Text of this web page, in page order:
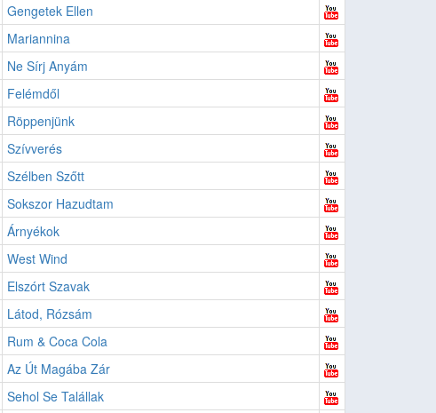
Gengetek Ellen
Mariannina
Ne Sírj Anyám
Felémdől
Röppenjünk
Szívverés
Szélben Szőtt
Sokszor Hazudtam
Árnyékok
West Wind
Elszórt Szavak
Látod, Rózsám
Rum & Coca Cola
Az Út Magába Zár
Sehol Se Talállak